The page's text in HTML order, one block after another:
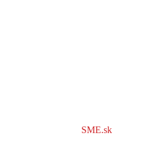
SME.sk